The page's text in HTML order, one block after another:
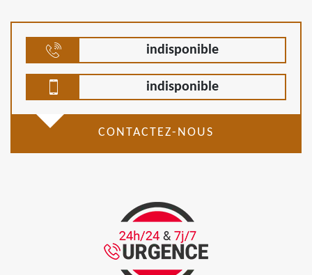
indisponible
indisponible
CONTACTEZ-NOUS